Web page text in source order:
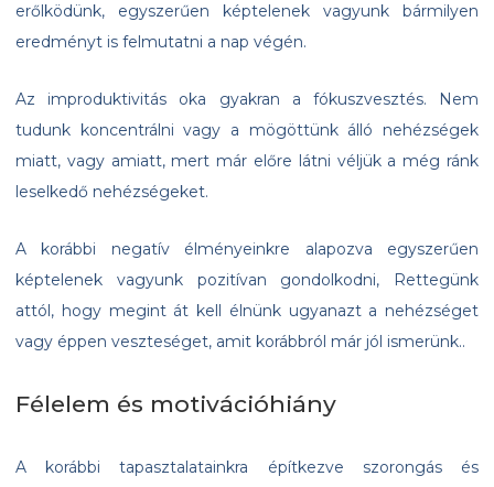
erőlködünk, egyszerűen képtelenek vagyunk bármilyen
eredményt is felmutatni a nap végén.
Az improduktivitás oka gyakran a fókuszvesztés. Nem
tudunk koncentrálni vagy a mögöttünk álló nehézségek
miatt, vagy amiatt, mert már előre látni véljük a még ránk
leselkedő nehézségeket.
A korábbi negatív élményeinkre alapozva egyszerűen
képtelenek vagyunk pozitívan gondolkodni, Rettegünk
attól, hogy megint át kell élnünk ugyanazt a nehézséget
vagy éppen veszteséget, amit korábbról már jól ismerünk..
Félelem és motivációhiány
A korábbi tapasztalatainkra építkezve szorongás és